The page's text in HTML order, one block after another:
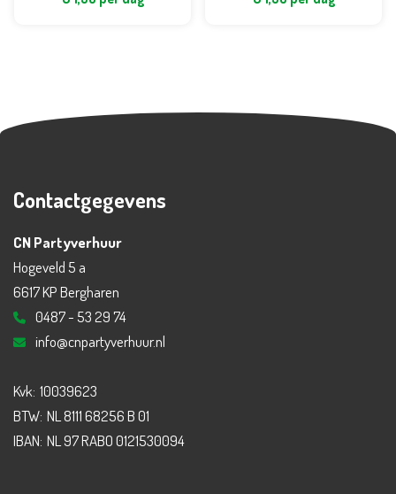
Contactgegevens
CN Partyverhuur
Hogeveld 5 a
6617 KP Bergharen
0487 - 53 29 74
info@cnpartyverhuur.nl
Kvk: 10039623
BTW: NL 8111 68256 B 01
IBAN: NL 97 RABO 0121530094